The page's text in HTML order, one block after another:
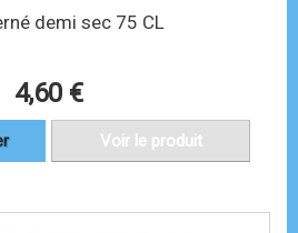
demi sec 75 CL
4,60 €
Voir le produit